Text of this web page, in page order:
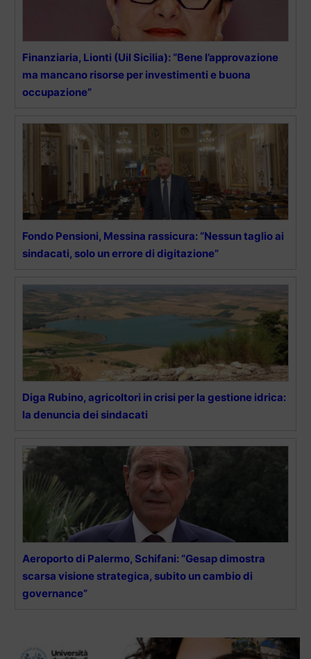
Finanziaria, Lionti (Uil Sicilia): “Bene l’approvazione
ma mancano risorse per investimenti e buona
occupazione”
Fondo Pensioni, Messina rassicura: “Nessun taglio ai
sindacati, solo un errore di digitazione”
Diga Rubino, agricoltori in crisi per la gestione idrica:
la denuncia dei sindacati
Aeroporto di Palermo, Schifani: “Gesap dimostra
scarsa visione strategica, subito un cambio di
governance”